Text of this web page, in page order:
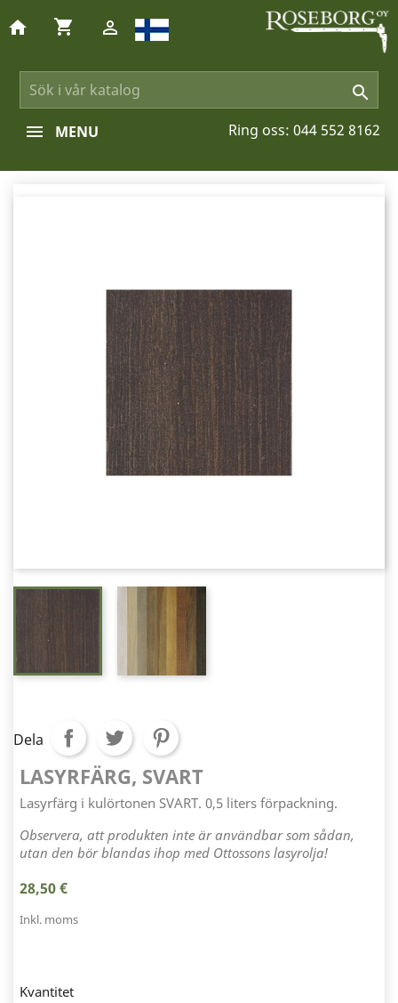

home shopping_cart 
Ring oss: 044 552 8162
MENU
Dela
LASYRFÄRG, SVART
Lasyrfärg i kulörtonen SVART. 0,5 liters förpackning.
Observera, att produkten inte är användbar som sådan,
utan den bör blandas ihop med Ottossons lasyrolja!
28,50 €
Inkl. moms
Kvantitet